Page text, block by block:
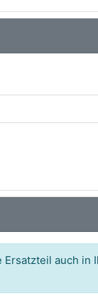
auch in